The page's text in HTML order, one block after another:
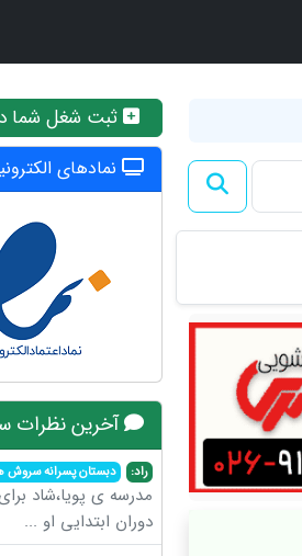
ثبت شغل شما
نمادهای
آخرین نظرات
راد: دبستان پسرانه سروش
مدرسه ی پویا،شاد
دوران ابتدایی او ...